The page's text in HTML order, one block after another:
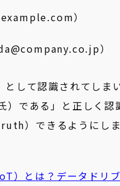
）
）
して認識されてしま
）である」と正しく認
）できるようにしま
とは？データドリ